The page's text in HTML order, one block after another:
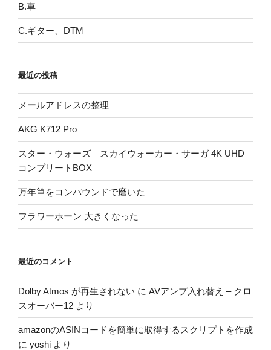
B.車
C.ギター、DTM
最近の投稿
メールアドレスの整理
AKG K712 Pro
スター・ウォーズ スカイウォーカー・サーガ 4K UHD
コンプリートBOX
万年筆をコンパウンドで磨いた
フラワーホーン 大きくなった
最近のコメント
Dolby Atmos が再生されない に AVアンプ入れ替え – クロ
スオーバー12 より
amazonのASINコードを簡単に取得するスクリプトを作成
に yoshi より